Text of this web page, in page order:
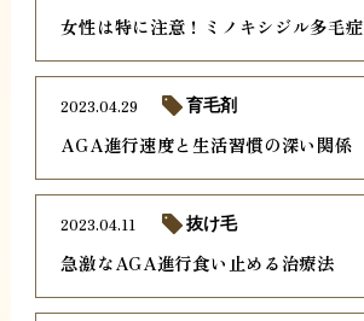
女性は特に注意！ミノキシジル多毛症
AGA進行速度と生活習慣の深い関係
2023.04.29 育毛剤
急激なAGA進行食い止める治療法
2023.04.11 抜け毛